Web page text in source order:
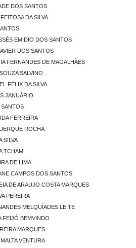
DOS SANTOS
DA SILVA
EMIDIO DOS SANTOS
DOS SANTOS
FERNANDES DE MAGALHÃES
SALVINO
FÉLIX DA SILVA
JANUÁRIO
SANTOS
FERREIRA
ROCHA
SILVA
TCHAM
DE LIMA
CAMPOS DOS SANTOS
DE ARAUJO COSTA MARQUES
PEREIRA
MELQUÍADES LEITE
FEIJÓ BEMVINDO
MARQUES
VENTURA